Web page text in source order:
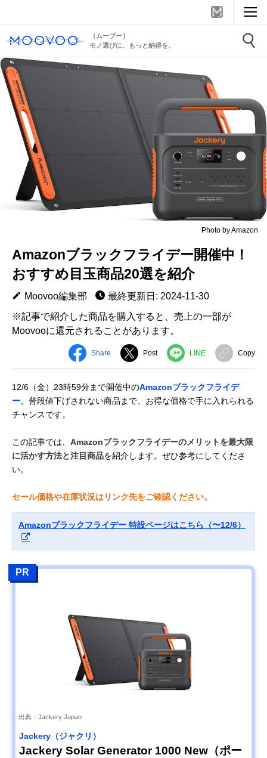
［ムーブー］
モノ選びに、もっと納得を。
Photo by Amazon
Amazonブラックフライデー開催中！
おすすめ目玉商品20選を紹介
Moovoo編集部
最終更新日: 2024-11-30
※記事で紹介した商品を購入すると、売上の一部が
Moovooに還元されることがあります。
Share Post LINE Copy
12/6（金）23時59分まで開催中のAmazonブラックフライデ
ー。普段値下げされない商品まで、お得な価格で手に入れられる
チャンスです。
この記事では、 Amazonブラックフライデーのメリットを最大限
に活かす方法と注目商品を紹介します。ぜひ参考にしてくださ
い。
セール価格や在庫状況はリンク先をご確認ください。
Amazonブラックフライデー 特設ページはこちら（〜12/6）
PR
出典：Jackery Japan
Jackery（ジャクリ）
Jackery Solar Generator 1000 New（ポー